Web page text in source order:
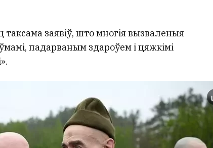
заявіў, што многія вызваленыя
падарваным здароўем і цяжкімі